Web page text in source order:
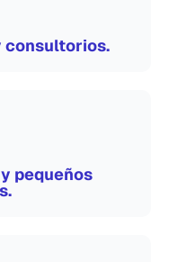
consultorios.
pequeños